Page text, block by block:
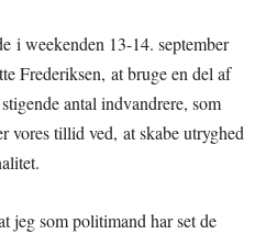
i weekenden 13-14. september
Frederiksen, at bruge en del af
antal indvandrere, som
vores tillid ved, at skabe utryghed
jeg som politimand har set de